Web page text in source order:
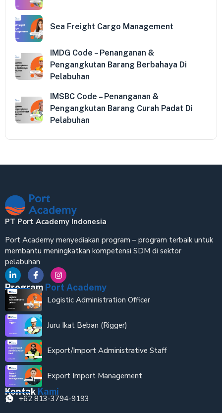
Sea Freight Cargo Management
IMDG Code – Penanganan &
Pengangkutan Barang Berbahaya Di
Pelabuhan
IMSBC Code – Penanganan &
Pengangkutan Barang Curah Padat Di
Pelabuhan
PT Port Academy Indonesia
Port Academy menyediakan program – program terbaik untuk
membantu meningkatkan kompetensi SDM di sektor
pelabuhan
Program Port Academy
Logistic Administration Officer
Juru Ikat Beban (Rigger)
Export/Import Administrative Staff
Export Import Management
Kontak Kami
+62 813-3794-9193